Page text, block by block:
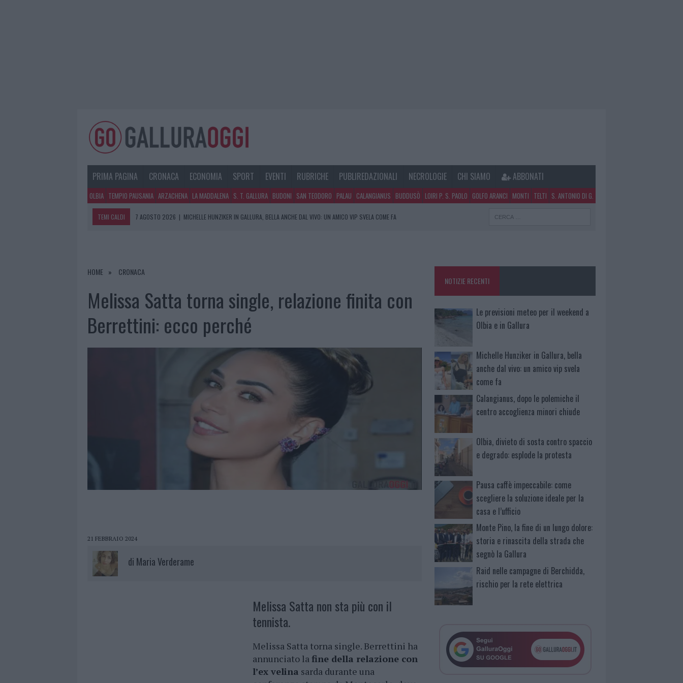
PRIMA PAGINA CRONACA ECONOMIA SPORT EVENTI RUBRICHE PUBLIREDAZIONALI NECROLOGIE CHI SIAMO ABBONATI
OLBIA TEMPIO PAUSANIA ARZACHENA LA MADDALENA S. T. GALLURA BUDONI SAN TEODORO PALAU CALANGIANUS BUDDUSÒ LOIRI P. S. PAOLO GOLFO ARANCI MONTI TELTI S. ANTONIO DI G.
TEMI CALDI 7 AGOSTO 2026 | MICHELLE HUNZIKER IN GALLURA, BELLA ANCHE DAL VIVO: UN AMICO VIP SVELA COME FA
7 AGOSTO 2026
|
HOME CRONACA
Melissa Satta torna single, relazione finita con
Berrettini: ecco perché
21 FEBBRAIO 2024
di Maria Verderame
Melissa Satta non sta più con il
tennista.
Melissa Satta torna single. Berrettini ha
annunciato lafine della relazione con
l’ex velina sarda durante una
NOTIZIE RECENTI
Le previsioni meteo per il weekend a
Olbia e in Gallura
Michelle Hunziker in Gallura, bella
anche dal vivo: un amico vip svela
come fa
Calangianus, dopo le polemiche il
centro accoglienza minori chiude
Olbia, divieto di sosta contro spaccio
e degrado: esplode la protesta
Pausa caffè impeccabile: come
scegliere la soluzione ideale per la
casa e l’ufficio
Monte Pino, la fine di un lungo dolore:
storia e rinascita della strada che
segnò la Gallura
Raid nelle campagne di Berchidda,
rischio per la rete elettrica